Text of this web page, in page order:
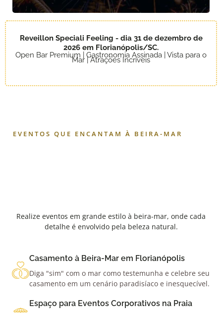
Reveillon Speciali Feeling - dia 31 de dezembro de
2026 em Florianópolis/SC.
Open Bar Premium | Gastronomia Assinada | Vista para o
Mar | Atrações Incríveis
EVENTOS QUE ENCANTAM À BEIRA-MAR
Realize eventos em grande estilo à beira-mar, onde cada
detalhe é envolvido pela beleza natural.
Casamento à Beira-Mar em Florianópolis
Diga "sim" com o mar como testemunha e celebre seu
casamento em um cenário paradisíaco e inesquecível.
Espaço para Eventos Corporativos na Praia